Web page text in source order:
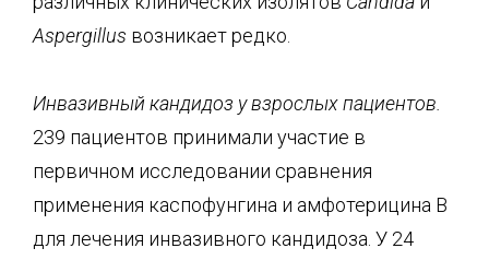
Aspergillus возникает редко.
Инвазивный кандидоз у взрослых пациентов.
239 пациентов принимали участие в
первичном исследовании сравнения
применения каспофунгина и амфотерицина В
для лечения инвазивного кандидоза. У 24